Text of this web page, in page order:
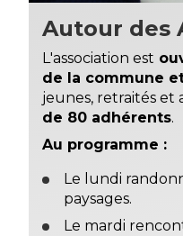
Autour des
L'association est
de la commune
jeunes, retraités et
de 80 adhérents.
Au programme :
Le lundi
paysages.
Le mardi